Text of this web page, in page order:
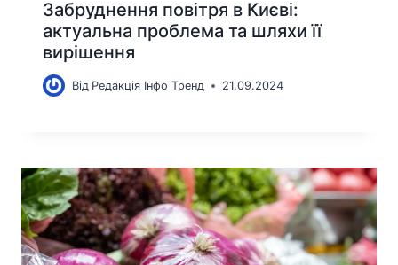
Забруднення повітря в Києві:
актуальна проблема та шляхи її
вирішення
Від Редакція Інфо Тренд 21.09.2024